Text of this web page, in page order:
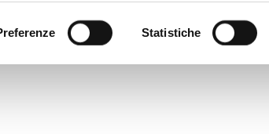
scansionandolo attivamente alla ricerca di
elaborati i tuoi dati personali e imposta le tue
Statistiche